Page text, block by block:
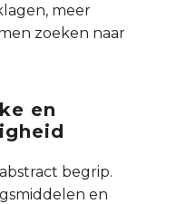
meer
zoeken naar
en
begrip.
en